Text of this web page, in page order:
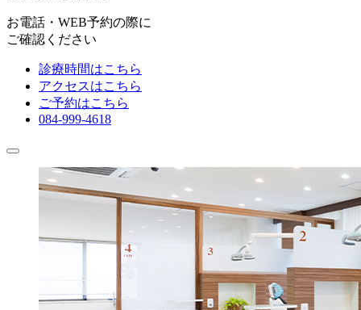
お電話・WEB予約の際に
ご確認ください
診療時間はこちら
アクセスはこちら
ご予約はこちら
084-999-4618